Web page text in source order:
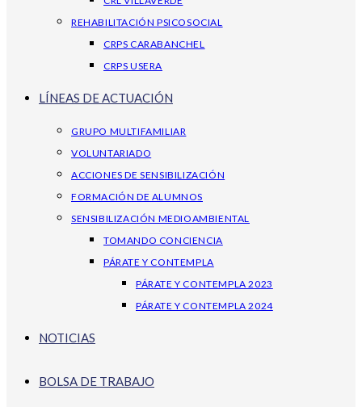
REHABILITACIÓN PSICOSOCIAL
CRPS CARABANCHEL
CRPS USERA
LÍNEAS DE ACTUACIÓN
GRUPO MULTIFAMILIAR
VOLUNTARIADO
ACCIONES DE SENSIBILIZACIÓN
FORMACIÓN DE ALUMNOS
SENSIBILIZACIÓN MEDIOAMBIENTAL
TOMANDO CONCIENCIA
PÁRATE Y CONTEMPLA
PÁRATE Y CONTEMPLA 2023
PÁRATE Y CONTEMPLA 2024
NOTICIAS
BOLSA DE TRABAJO